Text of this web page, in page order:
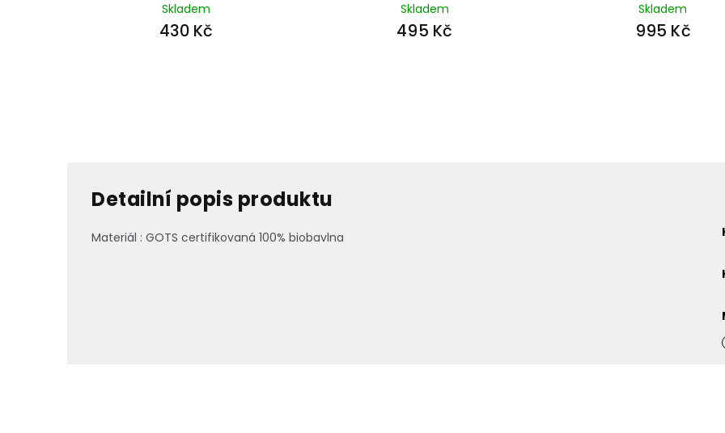
Skladem
430 Kč
Skladem
495 Kč
Skladem
995 Kč
Detailní popis produktu
Materiál : GOTS certifikovaná 100% biobavlna